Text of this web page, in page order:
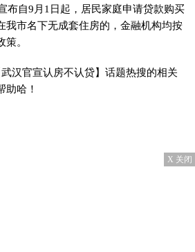
布自9月1日起，居民家庭申请贷款购买
我市名下无成套住房的，金融机构均按
。
汉官宣认房不认贷】话题热搜的相关
助哈！
X 关闭